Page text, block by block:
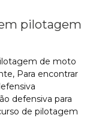
pilotagem
de moto
Para encontrar
defensiva para
de pilotagem